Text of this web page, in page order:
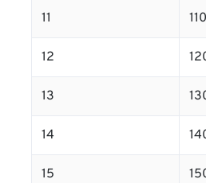
11
12
13
14
15